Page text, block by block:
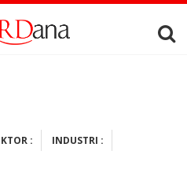
:
INDUSTRI :